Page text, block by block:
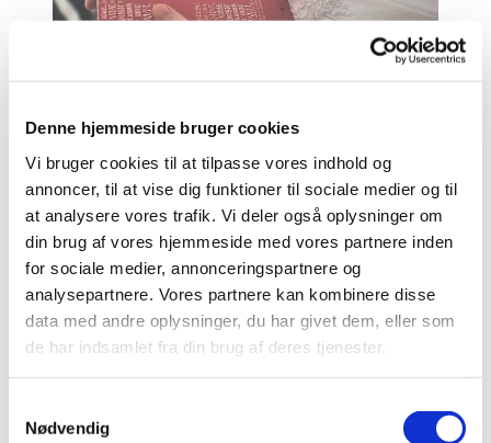
Denne hjemmeside bruger cookies
Vi bruger cookies til at tilpasse vores indhold og
annoncer, til at vise dig funktioner til sociale medier og til
at analysere vores trafik. Vi deler også oplysninger om
din brug af vores hjemmeside med vores partnere inden
for sociale medier, annonceringspartnere og
analysepartnere. Vores partnere kan kombinere disse
data med andre oplysninger, du har givet dem, eller som
de har indsamlet fra din brug af deres tjenester.
Nødvendig
Konfirmationsdatoer
Datoerne for de kommende års konfirmationer
Læs mere her